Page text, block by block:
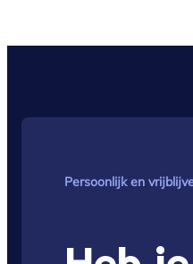
Persoonlijk en